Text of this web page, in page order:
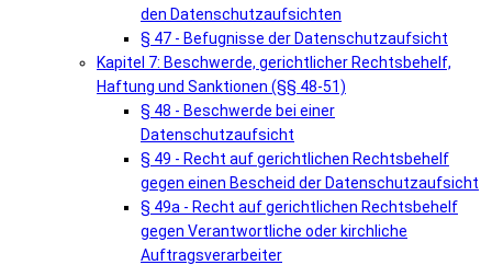
den Datenschutzaufsichten
§ 47 - Befugnisse der Datenschutzaufsicht
Kapitel 7: Beschwerde, gerichtlicher Rechtsbehelf,
Haftung und Sanktionen (§§ 48-51)
§ 48 - Beschwerde bei einer
Datenschutzaufsicht
§ 49 - Recht auf gerichtlichen Rechtsbehelf
gegen einen Bescheid der Datenschutzaufsicht
§ 49a - Recht auf gerichtlichen Rechtsbehelf
gegen Verantwortliche oder kirchliche
Auftragsverarbeiter